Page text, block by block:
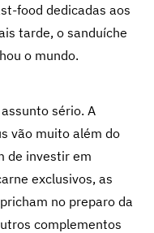
food dedicadas aos
tarde, o sanduíche
o mundo.
sério. A
vão muito além do
de investir em
exclusivos, as
no preparo da
complementos